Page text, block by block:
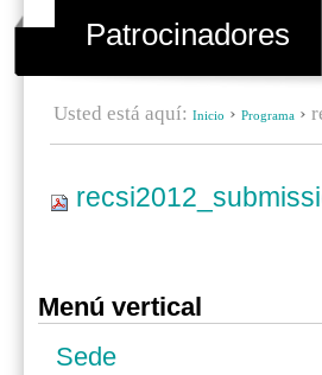
Patrocinadores
Usted está aquí: Inicio › Programa ›
Menú vertical
Sede